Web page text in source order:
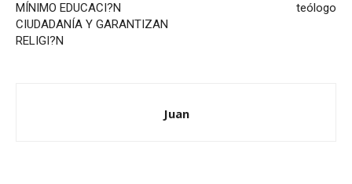
MÍNIMO EDUCACI?N
CIUDADANÍA Y GARANTIZAN
RELIGI?N
teólogo
Juan